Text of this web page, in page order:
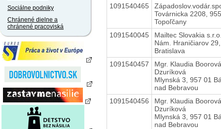
Sociálne podniky
Chránené dielne a
chránené pracoviská
1091540465
Továrnicka 2208,
Topoľčany
1091540045
Mailtec Slovakia
Nám. Hraničiarov
Bratislava
1091540457
Mgr. Klaudia Boorová
Dzuríková
Mlynská 3, 957 01
nad Bebravou
1091540456
Mgr. Klaudia Boorová
Dzuríková
Mlynská 3, 957 01
nad Bebravou